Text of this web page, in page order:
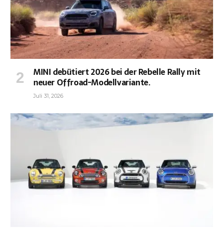
MINI debütiert 2026 bei der Rebelle Rally mit
neuer Offroad-Modellvariante.
Juli 31, 2026